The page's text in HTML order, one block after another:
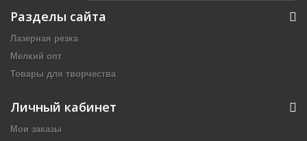
Разделы сайта
Лазерная резка
Мелкий опт
Товары для творчества
Личный кабинет
Мои заказы